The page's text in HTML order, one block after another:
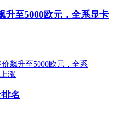
升至5000欧元，全系显卡
名